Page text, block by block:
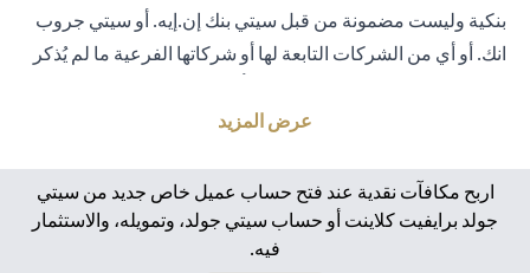
بنكية وليست مضمونة من قبل سيتي بنك إن.إيه. أو سيتي جروب
انك. أو أي من الشركات التابعة لها أو شركاتها الفرعية ما لم يُذكر
من قبل الحكومة أو الجهات الحكومية. تخضع منتجات الاستثمار
الأصلي المستثمر. الأداء السابق لمنتجات الاستثمار ليس مؤشرًا
على النتائج المستقبلية، بمعنى أن الأسعار قد ترتفع أو تنخفض.
يجب أن يكون المستثمرون الذين يستثمرون في منتجات
عرض المزيد
اربح مكافآت نقدية عند فتح حساب عميل خاص جديد من سيتي
جولد برايفيت كلاينت أو حساب سيتي جولد، وتمويله، والاستثمار
فيه.